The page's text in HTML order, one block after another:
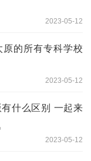
2023-05-12
原的所有专科学校
2023-05-12
什么区别 一起来
2023-05-12